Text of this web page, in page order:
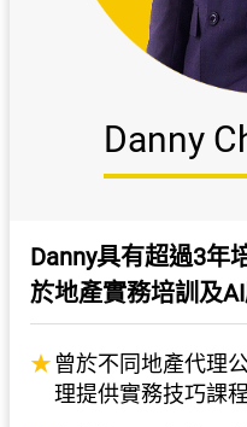
Danny
Danny具有超過3年
於地產實務培訓及
曾於不同地產代理
理提供實務技巧課程